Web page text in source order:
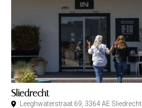
Sliedrecht
Leeghwaterstraat 69, 3364 AE Sliedrecht